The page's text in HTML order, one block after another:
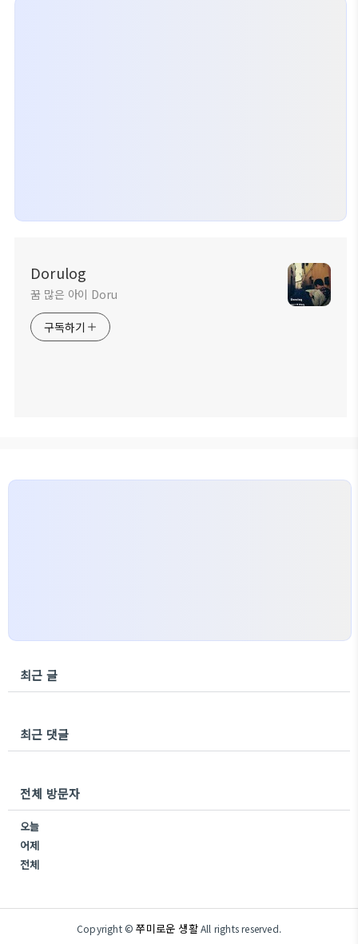
Dorulog
꿈 많은 아이 Doru
구독하기
최근 글
최근 댓글
전체 방문자
오늘
어제
전체
Copyright ©쭈미로운 생활All rights reserved.